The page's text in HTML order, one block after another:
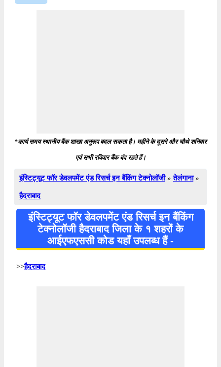
*कार्य समय स्थानीय बैंक शाखा अनुरूप बदल सकता है। महीने के दूसरे और चौथे शनिवार
एवं सभी रविवार बैंक बंद रहते हैं।
इंस्टिट्यूट फॉर डेवलपमेंट एंड रिसर्च इन बैंकिंग टेक्नोलॉजी » तेलंगाना »
हैदराबाद
इंस्टिट्यूट फॉर डेवलपमेंट एंड रिसर्च इन बैंकिंग
टेक्नोलॉजी हैदराबाद जिला के १ शहरों के
आईएफएससी कोड यहाँ उपलब्ध हैं -
>>हैदराबाद